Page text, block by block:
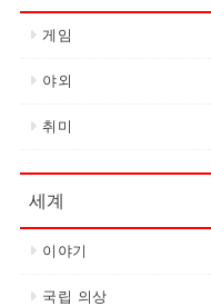
게임
야외
취미
세계
이야기
국립 의상